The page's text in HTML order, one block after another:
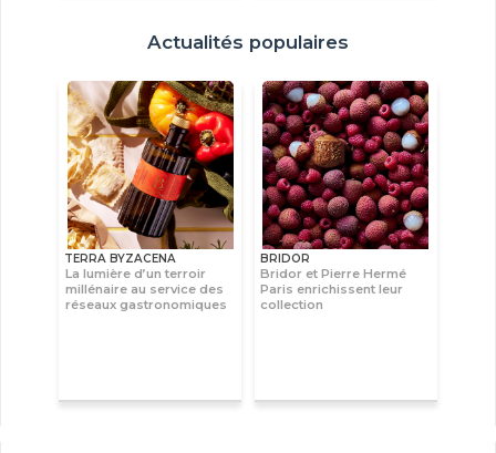
Actualités populaires
TERRA BYZACENA
La lumière d’un terroir
millénaire au service des
réseaux gastronomiques
BRIDOR
Bridor et Pierre Hermé
Paris enrichissent leur
collection